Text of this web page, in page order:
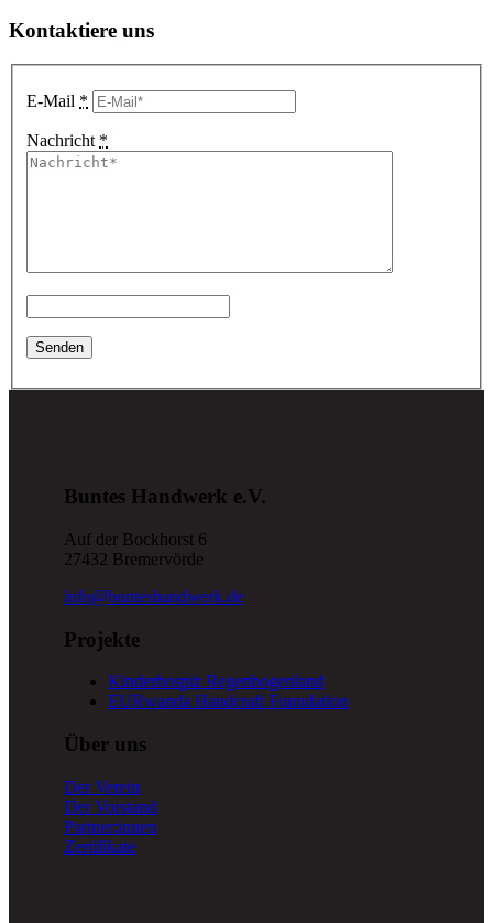
Kontaktiere uns
E-Mail *
Nachricht *
Buntes Handwerk e.V.
Auf der Bockhorst 6
27432 Bremervörde
info@bunteshandwerk.de
Projekte
Kinderhospiz Regenbogenland
EURwanda Handcraft Foundation
Über uns
Der Verein
Der Vorstand
Partner:innen
Zertifikate